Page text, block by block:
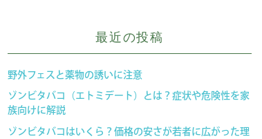
最近の投稿
野外フェスと薬物の誘いに注意
ゾンビタバコ（エトミデート）とは？症状や危険性を家
族向けに解説
ゾンビタバコはいくら？価格の安さが若者に広がった理